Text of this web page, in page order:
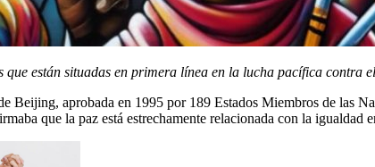
que están situadas en primera línea en la lucha pacífica
Beijing, aprobada en 1995 por 189 Estados Miembros de las
que la paz está estrechamente relacionada con la igualdad